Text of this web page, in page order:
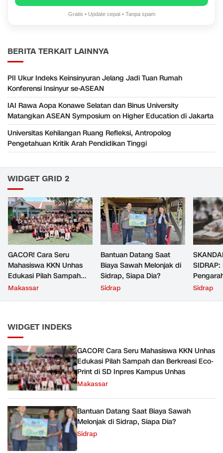
Gratis • Update cepat • Tanpa spam
BERITA TERKAIT LAINNYA
PII Ukur Indeks Keinsinyuran Jelang Jadi Tuan Rumah
Konferensi Insinyur se-ASEAN
IAI Rawa Aopa Konawe Selatan dan Binus University
Matangkan ASEAN Symposium on Higher Education di Jakarta
Universitas Kehilangan Ruang Refleksi, Antropolog
Pengetahuan Kritik Arah Pendidikan Tinggi
WIDGET GRID 2
GACOR! Cara Seru
Mahasiswa KKN Unhas
Edukasi Pilah Sampah
dan Berkreasi Eco-Print di
Makassar
Bantuan Datang Saat
Biaya Sawah Melonjak di
Sidrap, Siapa Dia?
Sidrap
Saat
Sidrap
WIDGET INDEKS
GACOR! Cara Seru Mahasiswa KKN Unhas
Edukasi Pilah Sampah dan Berkreasi Eco-
Print di SD Inpres Kampus Unhas
Makassar
Bantuan Datang Saat Biaya Sawah
Melonjak di Sidrap, Siapa Dia?
Sidrap